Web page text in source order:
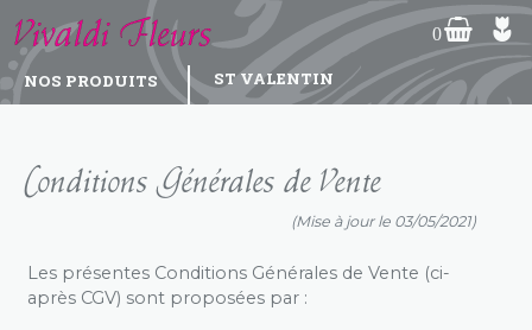
Vivaldi Fleurs 0
NOS PRODUITS ST VALENTIN
Conditions Générales de Vente
(Mise à jour le 03/05/2021)
Les présentes Conditions Générales de Vente (ci-
après CGV) sont proposées par :